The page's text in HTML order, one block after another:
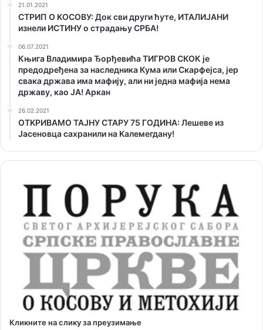
21.01.2021
СТРИП О KОСОВУ: Док сви други ћуте, ИТАЛИЈАНИ
изнели ИСТИНУ о страдању СРБА!
06.07.2021
Књига Владимира Ђорђевића ТИГРОВ СКОК је
предодређена за наследника Кума или Скарфејса, јер
свака држава има мафију, али ни једна мафија нема
државу, као ЈА! Аркан
26.02.2021
ОТKРИВАМО ТАЈНУ СТАРУ 75 ГОДИНА: Лешеве из
Јасеновца сахранили на Kалемегдану!
Кликните на слику за преузимање